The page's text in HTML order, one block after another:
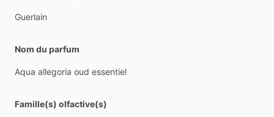
Guerlain
Nom du parfum
Aqua allegoria oud essentiel
Famille(s) olfactive(s)